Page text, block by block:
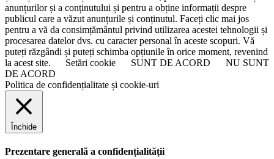
anunțurilor și a conținutului și pentru a obține informații despre
publicul care a văzut anunțurile și conținutul. Faceți clic mai jos
pentru a vă da consimțământul privind utilizarea acestei tehnologii și
procesarea datelor dvs. cu caracter personal în aceste scopuri. Vă
puteți răzgândi și puteți schimba opțiunile în orice moment, revenind
la acest site.
Setări cookie SUNT DE ACORD
NU SUNT
DE ACORD
Politica de confidențialitate și cookie-uri
Închide
Prezentare generală a confidențialității